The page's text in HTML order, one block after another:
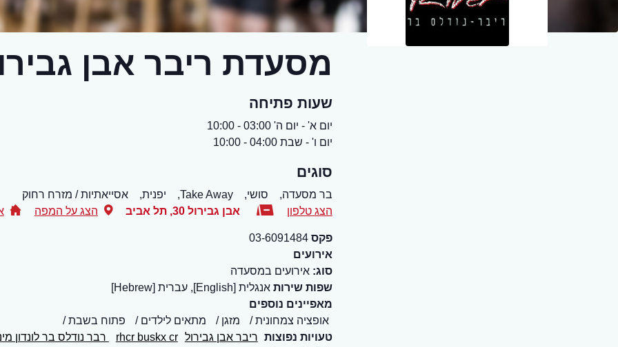
מסעדת ריבר אבן
שעות פתיחה
יום א' - יום ה' 03:00 - 10:00
יום ו' - שבת 04:00 - 10:00
סוגים
בר מסעדה, סושי, Take Away, יפנית,
אסייאתיות / מזרח רחוק
הצג טלפון
אבן גבירול 30 ,תל אביב הצג על המפה
פקס 03-6091484
אירועים
סוג:אירועים במסעדה
שפות שירות אנגלית [English], עברית [Hebrew]
מאפיינים נוספים
אופציה צמחונית
מזגן מתאים לילדים
פתוח בשבת
טעויות נפוצות ריבר אבן גבירול rhcr buskx cr
רבר נודלס בר לונדון